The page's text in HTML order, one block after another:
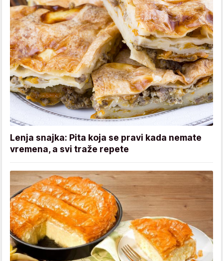
Lenja snajka: Pita koja se pravi kada nemate
vremena, a svi traže repete